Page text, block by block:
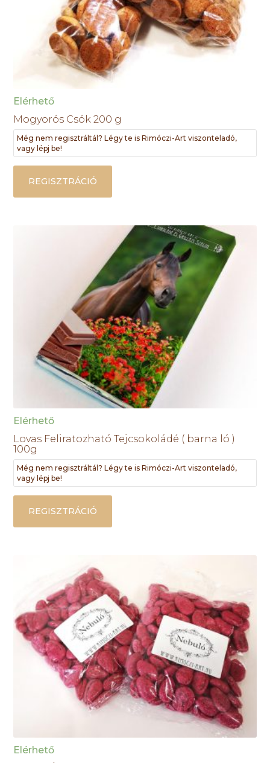
Elérhető
Mogyorós Csók 200 g
Még nem regisztráltál? Légy te is Rimóczi-Art viszonteladó,
vagy lépj be!
REGISZTRÁCIÓ
Elérhető
Lovas Feliratozható Tejcsokoládé ( barna ló )
100g
Még nem regisztráltál? Légy te is Rimóczi-Art viszonteladó,
vagy lépj be!
REGISZTRÁCIÓ
Elérhető